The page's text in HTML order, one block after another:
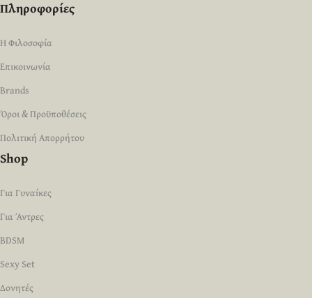
Πληροφορίες
Η Φιλοσοφία
Επικοινωνία
Brands
Όροι & Προϋποθέσεις
Πολιτική Απορρήτου
Shop
Για Γυναίκες
Για Άντρες
BDSM
Sexy Set
Δονητές